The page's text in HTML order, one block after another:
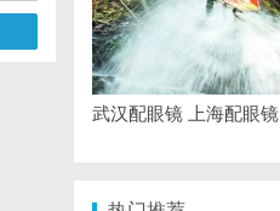
武汉配眼镜 上海配眼镜